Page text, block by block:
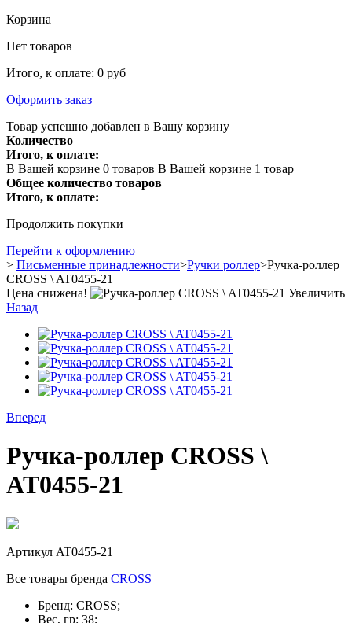
Корзина
Нет товаров
Итого, к оплате: 0 руб
Оформить заказ
Товар успешно добавлен в Вашу корзину
Количество
Итого, к оплате:
В Вашей корзине 0 товаров В Вашей корзине 1 товар
Общее количество товаров
Итого, к оплате:
Продолжить покупки
Перейти к оформлению
> Письменные принадлежности>Ручки роллер>Ручка-роллер
CROSS \ AT0455-21
Цена снижена!
Увеличить
Назад
Вперед
Ручка-роллер CROSS \
AT0455-21
Артикул AT0455-21
Все товары бренда CROSS
Бренд: CROSS;
Вес, гр: 38;